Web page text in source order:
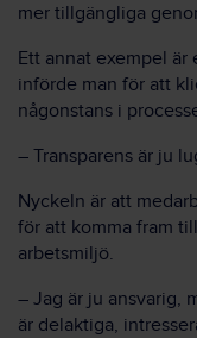
mer tillgängliga
Ett annat exempel är
införde man för att
någonstans i
– Transparens är ju
Nyckeln är att
för att komma fram
arbetsmiljö.
– Jag är ju ansvarig,
är delaktiga,